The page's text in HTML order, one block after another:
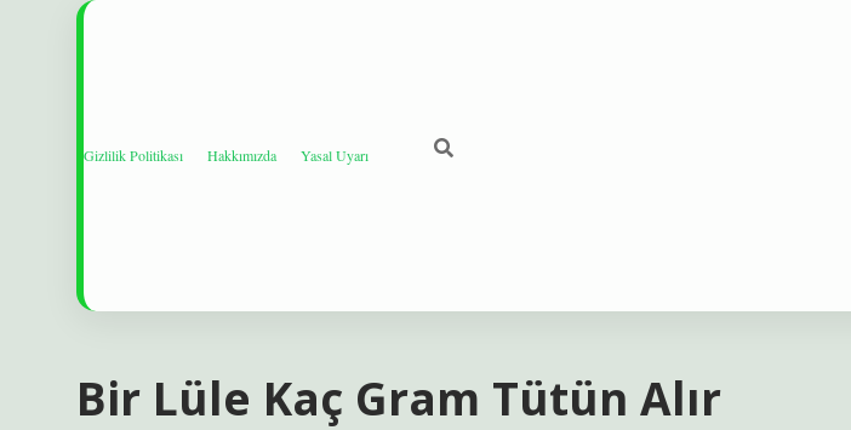
Gizlilik Politikası Hakkımızda Yasal Uyarı
Bir Lüle Kaç Gram Tütün Alır